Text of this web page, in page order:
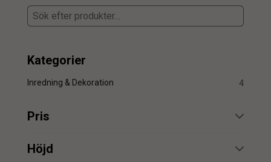
Kategorier
Inredning & Dekoration 4
Pris
min.
Höjd